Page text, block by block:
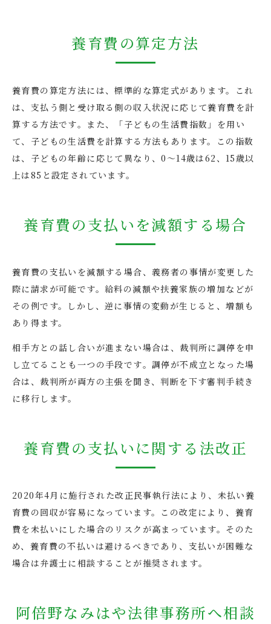
養育費の算定方法
養育費の算定方法には、標準的な算定式があります。これ
は、支払う側と受け取る側の収入状況に応じて養育費を計
算する方法です​​。また、「子どもの生活費指数」を用い
て、子どもの生活費を計算する方法もあります。この指数
は、子どもの年齢に応じて異なり、0～14歳は62、15歳以
上は85と設定されています​​。
養育費の支払いを減額する場合
養育費の支払いを減額する場合、義務者の事情が変更した
際に請求が可能です。給料の減額や扶養家族の増加などが
その例です。しかし、逆に事情の変動が生じると、増額も
あり得ます。
相手方との話し合いが進まない場合は、裁判所に調停を申
し立てることも一つの手段です​​。調停が不成立となった場
合は、裁判所が両方の主張を聞き、判断を下す審判手続き
に移行します​​。
養育費の支払いに関する法改正
2020年4月に施行された改正民事執行法により、未払い養
育費の回収が容易になっています。この改定により、養育
費を未払いにした場合のリスクが高まっています。そのた
め、養育費の不払いは避けるべきであり、支払いが困難な
場合は弁護士に相談することが推奨されます​​。
阿倍野なみはや法律事務所へ相談